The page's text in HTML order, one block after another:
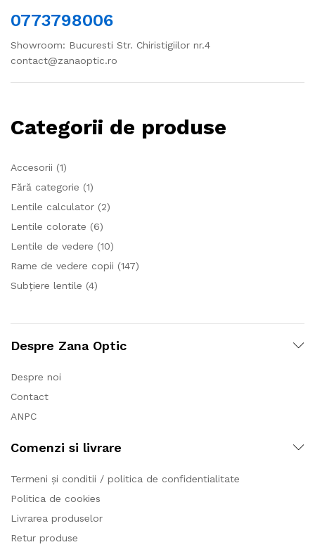
0773798006
Showroom: Bucuresti Str. Chiristigiilor nr.4
contact@zanaoptic.ro
Categorii de produse
Accesorii (1)
Fără categorie (1)
Lentile calculator (2)
Lentile colorate (6)
Lentile de vedere (10)
Rame de vedere copii (147)
Subțiere lentile (4)
Despre Zana Optic
Despre noi
Contact
ANPC
Comenzi si livrare
Termeni și conditii / politica de confidentialitate
Politica de cookies
Livrarea produselor
Retur produse